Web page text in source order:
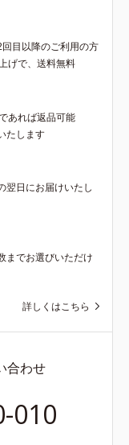
目以降のご利用の方
げで、送料無料
あれば返品可能
たします
翌日にお届けいたし
までお選びいただけ
詳しくはこちら
合わせ
010